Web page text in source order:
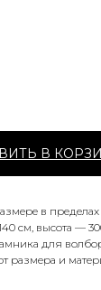
В
в
см, высота —
для
размера и